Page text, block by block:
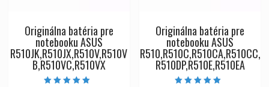
Originálna batéria pre
notebooku ASUS
R510JK,R510JX,R510V,R510V
B,R510VC,R510VX
Originálna batéria pre
notebooku ASUS
R510,R510C,R510CA,R510CC,
R510DP,R510E,R510EA